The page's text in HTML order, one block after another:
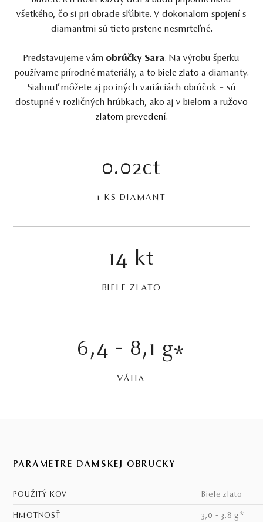
všetkého, čo si pri obrade sľúbite. V dokonalom spojení s
diamantmi sú tieto prstene nesmrteľné.
Predstavujeme vám obrúčky Sara. Na výrobu šperku
používame prírodné materiály, a to biele zlato a diamanty.
Siahnuť môžete aj po iných variáciách obrúčok – sú
dostupné v rozličných hrúbkach, ako aj v bielom a ružovo
zlatom prevedení.
0.02ct
1 KS DIAMANT
14 kt
BIELE ZLATO
6,4 - 8,1 g*
VÁHA
PARAMETRE DÁMSKEJ OBRÚČKY
POUŽITÝ KOV biele zlato
HMOTNOSŤ 3,0 - 3,8 g*